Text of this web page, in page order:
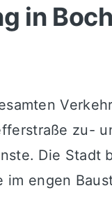
in
zu-
Die Stadt
engen